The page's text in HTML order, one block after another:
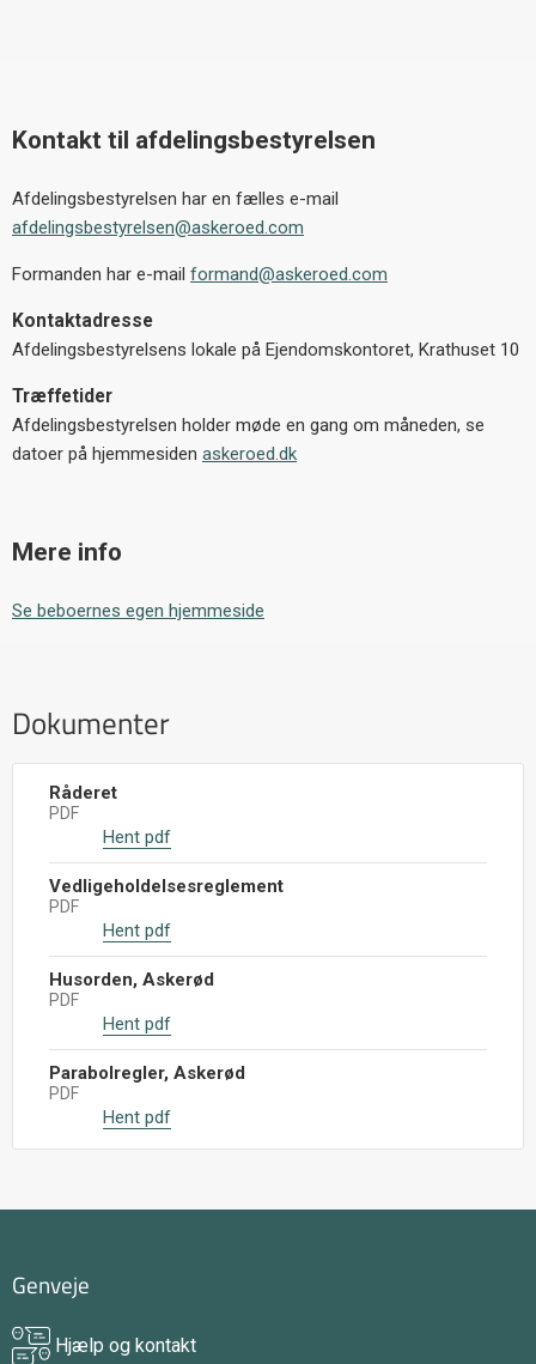
Kontakt til afdelingsbestyrelsen
Afdelingsbestyrelsen har en fælles e-mail
afdelingsbestyrelsen@askeroed.com
Formanden har e-mail formand@askeroed.com
Kontaktadresse
Afdelingsbestyrelsens lokale på Ejendomskontoret, Krathuset 10
Træffetider
Afdelingsbestyrelsen holder møde en gang om måneden, se
datoer på hjemmesiden askeroed.dk
Mere info
Se beboernes egen hjemmeside
Dokumenter
Råderet
PDF
Hent pdf
Vedligeholdelsesreglement
PDF
Hent pdf
Husorden, Askerød
PDF
Hent pdf
Parabolregler, Askerød
PDF
Hent pdf
Genveje
Hjælp og kontakt